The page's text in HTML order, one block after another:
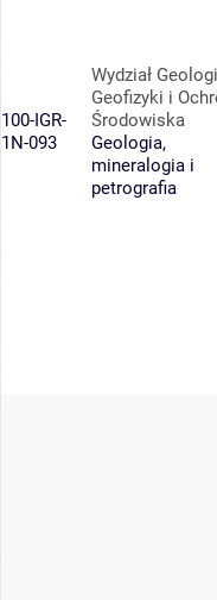
100-IGR-
1N-093
Wydział
Geofizyki i
Środowiska
Geologia,
mineralogia i
petrografia